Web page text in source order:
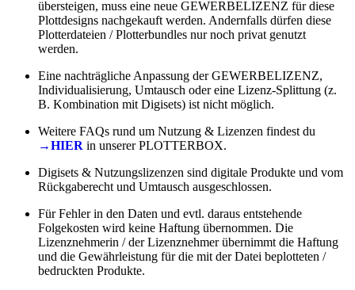
übersteigen, muss eine neue GEWERBELIZENZ für diese
Plottdesigns nachgekauft werden. Andernfalls dürfen diese
Plotterdateien / Plotterbundles nur noch privat genutzt
werden.
Eine nachträgliche Anpassung der GEWERBELIZENZ,
Individualisierung, Umtausch oder eine Lizenz-Splittung (z.
B. Kombination mit Digisets) ist nicht möglich.
Weitere FAQs rund um Nutzung & Lizenzen findest du
→HIER in unserer PLOTTERBOX.
Digisets & Nutzungslizenzen sind digitale Produkte und vom
Rückgaberecht und Umtausch ausgeschlossen.
Für Fehler in den Daten und evtl. daraus entstehende
Folgekosten wird keine Haftung übernommen. Die
Lizenznehmerin / der Lizenznehmer übernimmt die Haftung
und die Gewährleistung für die mit der Datei beplotteten /
bedruckten Produkte.